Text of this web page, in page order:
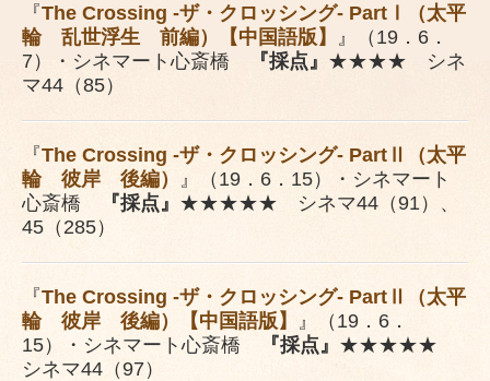
『The Crossing -ザ・クロッシング- PartⅠ（太平
輪 乱世浮生 前編）【中国語版】
』（19．6．
7）・シネマート心斎橋
『採点』 ★★★★ シネ
マ44（85）
『The Crossing -ザ・クロッシング- PartⅡ（太平
輪 彼岸 後編）
』（19．6．15）・シネマート
心斎橋
『採点』 ★★★★★ シネマ44（91）、
45（285）
『The Crossing -ザ・クロッシング- PartⅡ（太平
輪 彼岸 後編）【中国語版】
』（19．6．
15）・シネマート心斎橋
『採点』 ★★★★★
シネマ44（97）